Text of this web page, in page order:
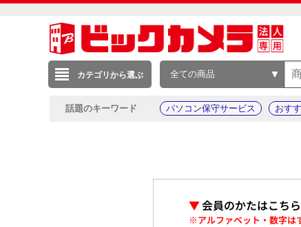
カテゴリから選ぶ 全ての商品
話題のキーワード パソコン保守サービス おす
▼会員のかたはこち
※アルファベット・数字は